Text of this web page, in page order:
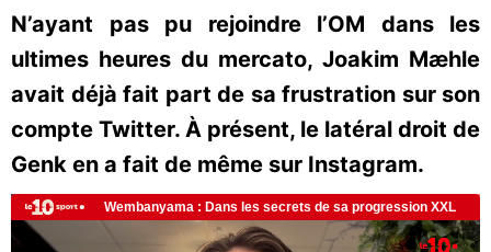
N’ayant pas pu rejoindre l’OM dans les
ultimes heures du mercato, Joakim Mæhle
avait déjà fait part de sa frustration sur son
compte Twitter. À présent, le latéral droit de
Genk en a fait de même sur Instagram.